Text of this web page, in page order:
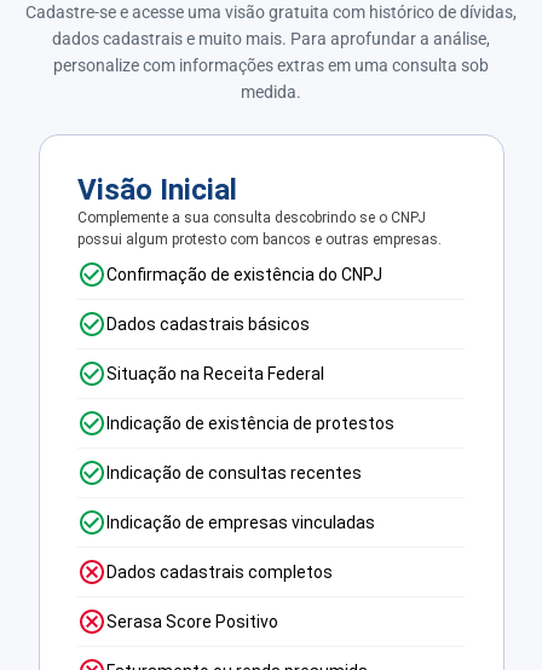
Cadastre-se e acesse uma visão gratuita com histórico de dívidas,
dados cadastrais e muito mais. Para aprofundar a análise,
personalize com informações extras em uma consulta sob
medida.
Visão Inicial
Complemente a sua consulta descobrindo se o CNPJ
possui algum protesto com bancos e outras empresas.
Confirmação de existência do CNPJ
Dados cadastrais básicos
Situação na Receita Federal
Indicação de existência de protestos
Indicação de consultas recentes
Indicação de empresas vinculadas
Dados cadastrais completos
Serasa Score Positivo